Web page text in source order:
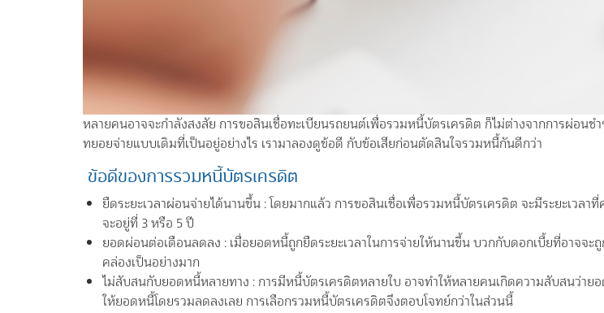
หลายคนอาจจะกำลังสงสัย การขอสินเชื่อทะเบียนรถยนต์เพื่อรวมหนี้บัตรเครดิต ก็ไม่ต่างจากการผ่อน
ทยอยจ่ายแบบเดิมที่เป็นอยู่อย่างไร เรามาลองดูข้อดี กับข้อเสียก่อนตัดสินใจรวมหนี้กันดีกว่า
ข้อดีของการรวมหนี้บัตรเครดิต
ยืดระยะเวลาผ่อนจ่ายได้นานขึ้น : โดยมากแล้ว การขอสินเชื่อเพื่อรวมหนี้บัตรเครดิต จะมีระยะเว
จะอยู่ที่ 3 หรือ 5 ปี
ยอดผ่อนต่อเดือนลดลง : เมื่อยอดหนี้ถูกยืดระยะเวลาในการจ่ายให้นานขึ้น บวกกับดอกเบี้ยที่อาจ
คล่องเป็นอย่างมาก
ไม่สับสนกับยอดหนี้หลายทาง : การมีหนี้บัตรเครดิตหลายใบ อาจทำให้หลายคนเกิดความสับสนว่าย
ให้ยอดหนี้โดยรวมลดลงเลย การเลือกรวมหนี้บัตรเครดิตจึงตอบโจทย์กว่าในส่วนนี้